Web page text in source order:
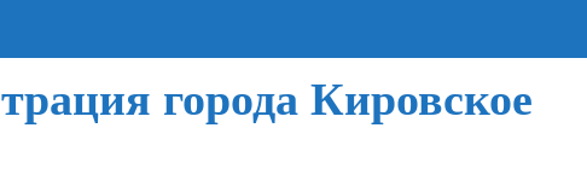
города Кировское